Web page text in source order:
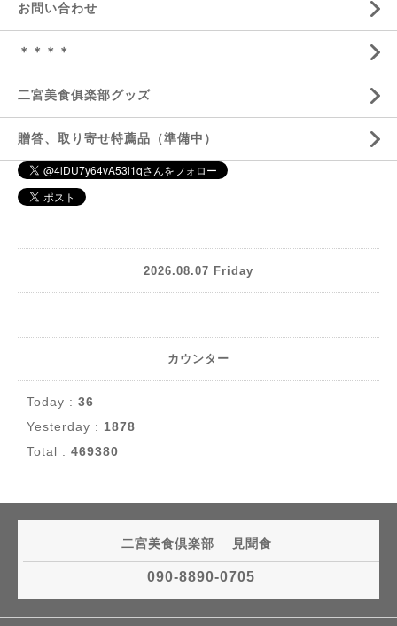
お問い合わせ
＊＊＊＊
二宮美食俱楽部グッズ
贈答、取り寄せ特薦品（準備中）
2026.08.07 Friday
カウンター
Today : 36
Yesterday : 1878
Total : 469380
二宮美食倶楽部 見聞食
090-8890-0705